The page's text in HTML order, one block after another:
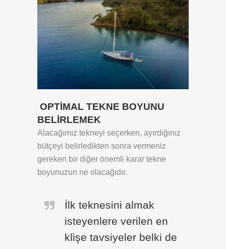
OPTİMAL TEKNE BOYUNU
BELİRLEMEK
Alacağımız tekneyi seçerken, ayırdığınız
bütçeyi belirledikten sonra vermeniz
gereken bir diğer önemli karar tekne
boyunuzun ne olacağıdır.
İlk teknesini almak
isteyenlere verilen en
klişe tavsiyeler belki de